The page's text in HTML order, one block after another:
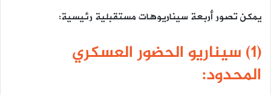
يمكن تصور أربعة سيناريوهات مستقبلية رئيسية:
(1) سيناريو الحضور العسكري
المحدود: